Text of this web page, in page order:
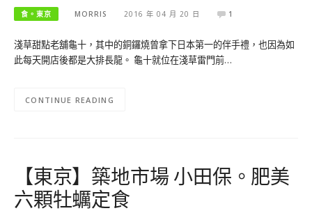
食。東京 MORRIS 2016 年 04 月 20 日 1
淺草甜點老舖龜十，其中的銅鑼燒曾拿下日本第一的伴手禮，也因為如
此每天開店後都是大排長龍。 龜十就位在淺草雷門前…
CONTINUE READING
【東京】築地市場 小田保。肥美
六顆牡蠣定食